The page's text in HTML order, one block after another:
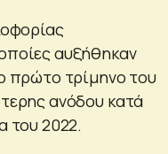
αυξήθηκαν
πρώτο τρίμηνο του
ανόδου κατά
του 2022.